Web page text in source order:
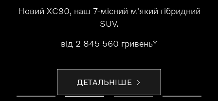
Новий XC90, наш 7-місний м'який гібридний
SUV.
від 2 845 560 гривень*
ДЕТАЛЬНІШЕ